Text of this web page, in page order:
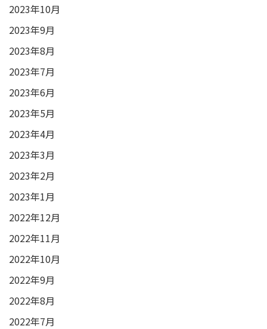
2023年10月
2023年9月
2023年8月
2023年7月
2023年6月
2023年5月
2023年4月
2023年3月
2023年2月
2023年1月
2022年12月
2022年11月
2022年10月
2022年9月
2022年8月
2022年7月